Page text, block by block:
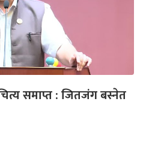
समाप्त : जितजंग बस्नेत